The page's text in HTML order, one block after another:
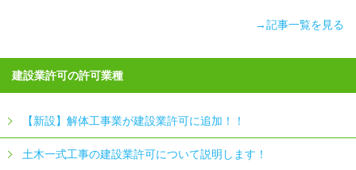
→記事一覧を見る
建設業許可の許可業種
【新設】解体工事業が建設業許可に追加！！
土木一式工事の建設業許可について説明します！